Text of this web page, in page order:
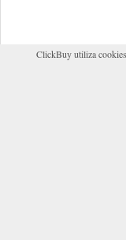
ClickBuy utiliza